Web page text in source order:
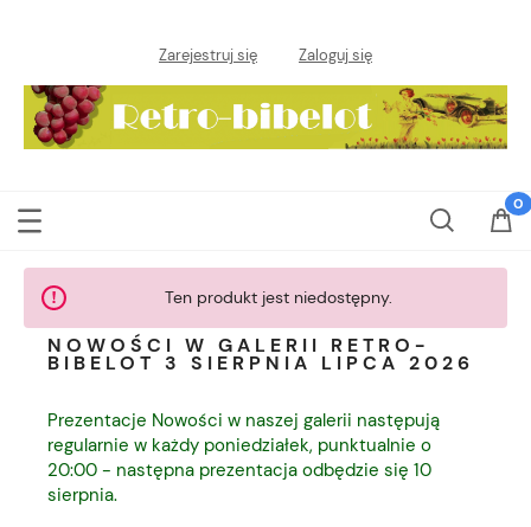
Zarejestruj się Zaloguj się
Ten produkt jest niedostępny.
NOWOŚCI W GALERII RETRO-
BIBELOT 3 SIERPNIA LIPCA 2026
Prezentacje Nowości w naszej galerii następują
regularnie w każdy poniedziałek, punktualnie o
20:00 - następna prezentacja odbędzie się 10
sierpnia.